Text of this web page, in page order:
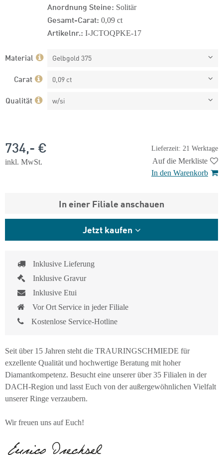
Anordnung Steine: Solitär
Gesamt-Carat: 0,09 ct
Artikelnr.: I-JCTOQPKE-17
Material Gelbgold 375
Carat 0,09 ct
Qualität w/si
Lieferzeit: 21 Werktage
734,- €
inkl. MwSt.
Auf die Merkliste
In den Warenkorb
In einer Filiale anschauen
Jetzt kaufen
Inklusive Lieferung
Inklusive Gravur
Inklusive Etui
Vor Ort Service in jeder Filiale
Kostenlose Service-Hotline
Seit über 15 Jahren steht die TRAURINGSCHMIEDE für
exzellente Qualität und hochwertige Beratung mit hoher
Diamantkompetenz. Besucht eine unserer über 35 Filialen in der
DACH-Region und lasst Euch von der außergewöhnlichen Vielfalt
unserer Ringe verzaubern.
Wir freuen uns auf Euch!